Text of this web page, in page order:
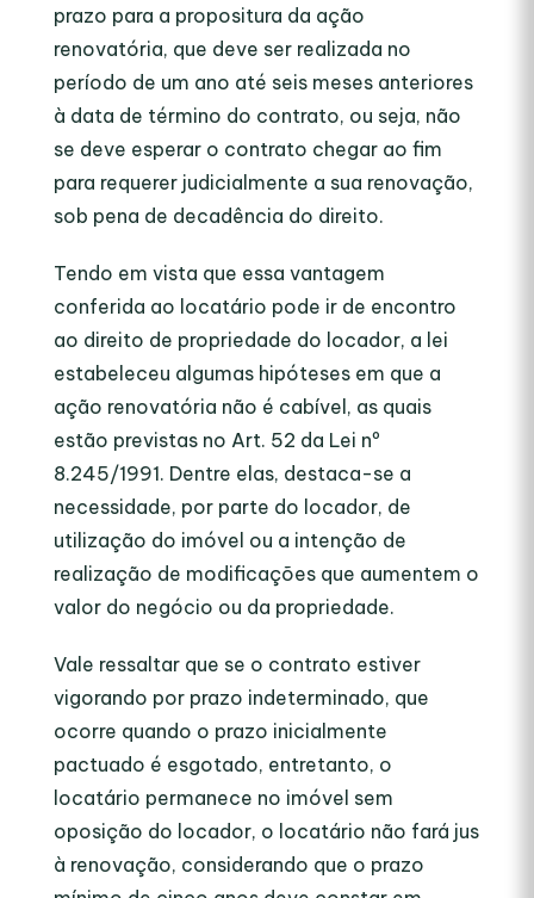
prazo para a propositura da ação
renovatória, que deve ser realizada no
período de um ano até seis meses anteriores
à data de término do contrato, ou seja, não
se deve esperar o contrato chegar ao fim
para requerer judicialmente a sua renovação,
sob pena de decadência do direito.
Tendo em vista que essa vantagem
conferida ao locatário pode ir de encontro
ao direito de propriedade do locador, a lei
estabeleceu algumas hipóteses em que a
ação renovatória não é cabível, as quais
estão previstas no Art. 52 da Lei nº
8.245/1991. Dentre elas, destaca-se a
necessidade, por parte do locador, de
utilização do imóvel ou a intenção de
realização de modificações que aumentem o
valor do negócio ou da propriedade.
Vale ressaltar que se o contrato estiver
vigorando por prazo indeterminado, que
ocorre quando o prazo inicialmente
pactuado é esgotado, entretanto, o
locatário permanece no imóvel sem
oposição do locador, o locatário não fará jus
à renovação, considerando que o prazo